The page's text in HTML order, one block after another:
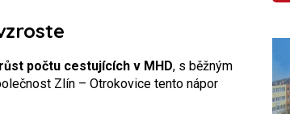
počtu cestujících v MHD, s běžným
Zlín – Otrokovice tento nápor